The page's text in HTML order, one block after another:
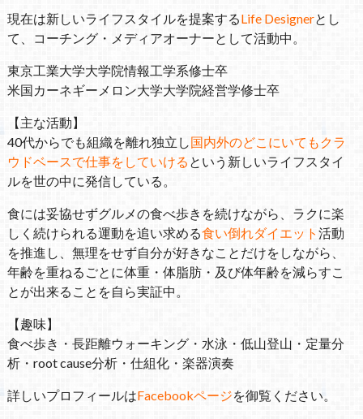
現在は新しいライフスタイルを提案するLife Designerとし
て、コーチング・メディアオーナーとして活動中。
東京工業大学大学院情報工学系修士卒
米国カーネギーメロン大学大学院経営学修士卒
【主な活動】
40代からでも組織を離れ独立し国内外のどこにいてもクラ
ウドベースで仕事をしていける という新しいライフスタイ
ルを世の中に発信している。
食には妥協せずグルメの食べ歩きを続けながら、ラクに楽
しく続けられる運動を追い求める食い倒れダイエット 活動
を推進し、無理をせず自分が好きなことだけをしながら、
年齢を重ねるごとに体重・体脂肪・及び体年齢を減らすこ
とが出来ることを自ら実証中。
【趣味】
食べ歩き・長距離ウォーキング・水泳・低山登山・定量分
析・root cause分析・仕組化・楽器演奏
詳しいプロフィールはFacebookページを御覧ください。